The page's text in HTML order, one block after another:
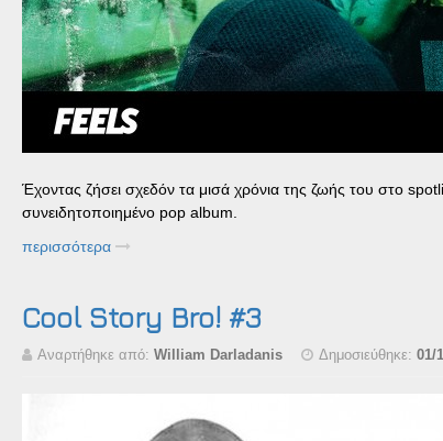
Έχοντας ζήσει σχεδόν τα μισά χρόνια της ζωής του στο
συνειδητοποιημένο pop album.
περισσότερα
Cool Story Bro! #3
Αναρτήθηκε από: William Darladanis Δημοσιεύθηκε: 01/